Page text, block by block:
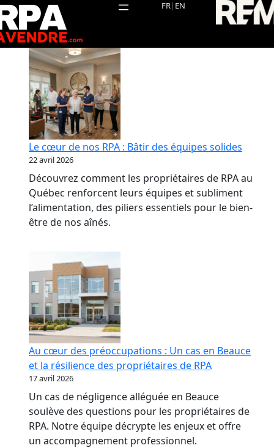
Aller
au
contenu
FR| EN
Le cœur de nos RPA : Bâtir des équipes solides
22 avril 2026
Découvrez comment les propriétaires de RPA au
Québec renforcent leurs équipes et subliment
l’alimentation, des piliers essentiels pour le bien-
être de nos aînés.
Au cœur des préoccupations : Un cas en Beauce
et la résilience des propriétaires de RPA
17 avril 2026
Un cas de négligence alléguée en Beauce
soulève des questions pour les propriétaires de
RPA. Notre équipe décrypte les enjeux et offre
un accompagnement professionnel.